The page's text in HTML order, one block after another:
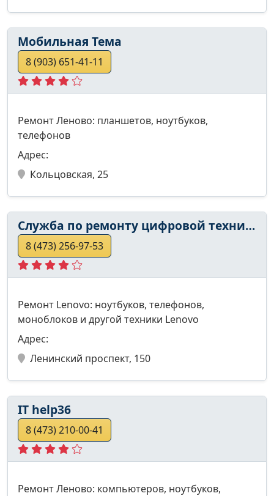
Мобильная Тема
8 (903) 651-41-11
Ремонт Леново: планшетов, ноутбуков,
телефонов
Адрес:
Кольцовская, 25
Служба по ремонту цифровой техники
8 (473) 256-97-53
Ремонт Lenovo: ноутбуков, телефонов,
моноблоков и другой техники Lenovo
Адрес:
Ленинский проспект, 150
IT help36
8 (473) 210-00-41
Ремонт Леново: компьютеров, ноутбуков,